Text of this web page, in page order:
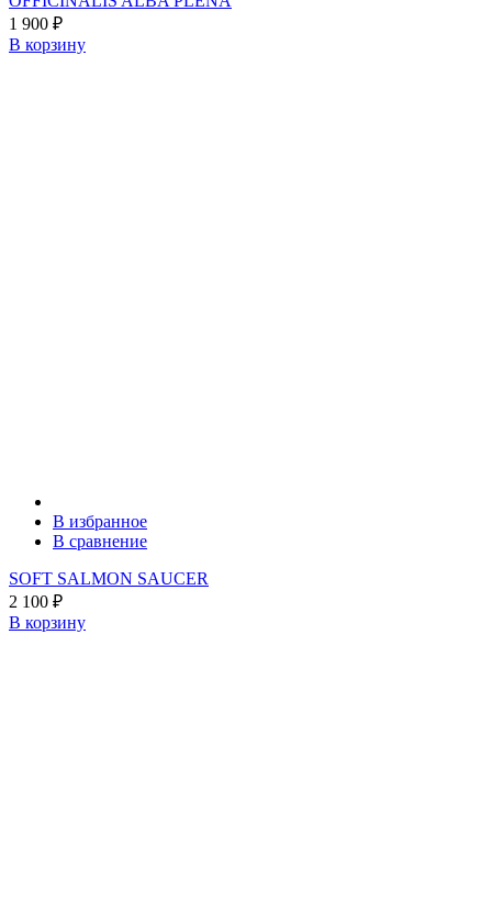
1 900 ₽
В корзину
В избранное
В сравнение
SOFT SALMON SAUCER
2 100 ₽
В корзину